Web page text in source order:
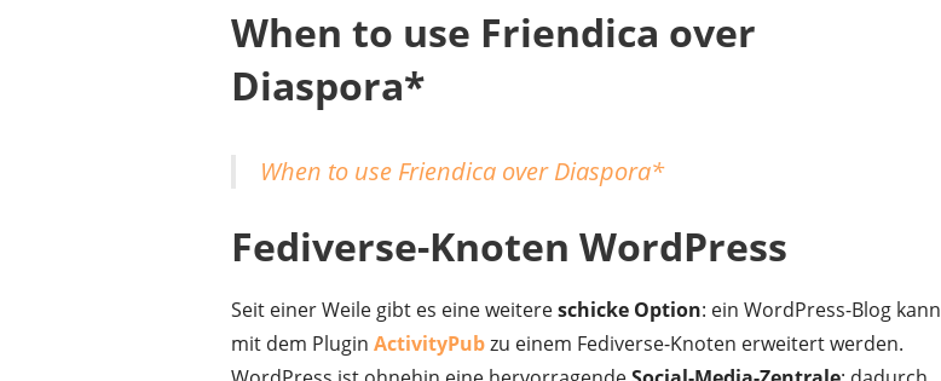
When to use Friendica over
Diaspora*
When to use Friendica over Diaspora*
Fediverse-Knoten WordPress
Seit einer Weile gibt es eine weitereschicke Option: ein WordPress-Blog kann
mit dem PluginActivityPubzu einem Fediverse-Knoten erweitert werden.